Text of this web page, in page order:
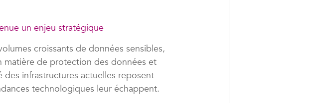
un enjeu stratégique
croissants de données sensibles,
matière de protection des données et
infrastructures actuelles reposent
technologiques leur échappent.